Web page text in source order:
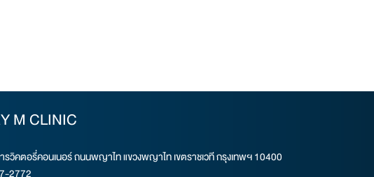
M CLINIC
รวิคตอรี่คอนเนอร์ ถนนพญาไท แขวงพญาไท เขตราชเวที กรุงเทพฯ 10400